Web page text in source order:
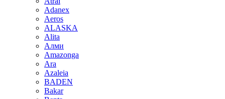
Adanex
Aeros
ALASKA
Alita
Алми
Amazonga
Ara
Azaleia
BADEN
Bakar